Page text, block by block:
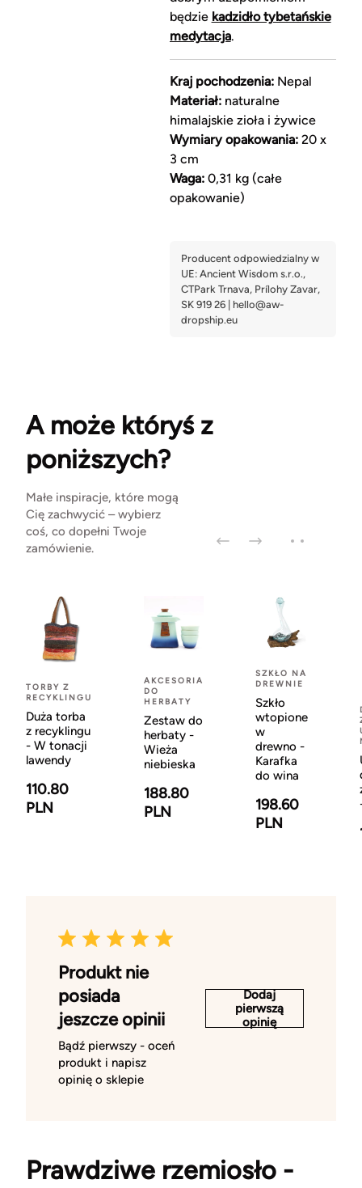
będzie kadzidło tybetańskie
medytacja.
Kraj pochodzenia:Nepal
Materiał:naturalne
himalajskie zioła i żywice
Wymiary opakowania:20 x
3 cm
Waga:0,31 kg (całe
opakowanie)
A może któryś z
poniższych?
Małe inspiracje, które mogą
Cię zachwycić – wybierz
coś, co dopełni Twoje
zamówienie.
TORBY Z
RECYKLINGU
Duża torba
z recyklingu
- W tonacji
lawendy
110.80
PLN
AKCESORIA
DO
HERBATY
Zestaw do
herbaty -
Wieża
niebieska
188.80
PLN
SZKŁO NA
DREWNIE
Szkło
wtopione
w
drewno -
Karafka
do wina
198.60
PLN
Produkt nie
posiada
jeszcze opinii
Bądź pierwszy - oceń
produkt i napisz
opinię o sklepie
Dodaj
pierwszą
opinię
Prawdziwe rzemiosło -